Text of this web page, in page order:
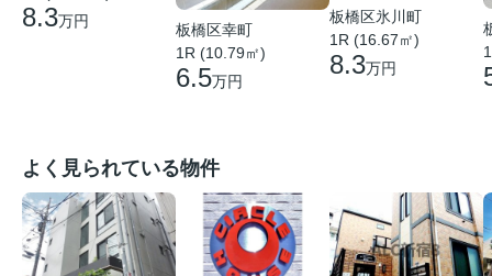
8.3万円
板橋区幸町
1R (10.79㎡)
6.5万円
板橋区氷川町
1R (16.67㎡)
8.3万円
よく見られている物件